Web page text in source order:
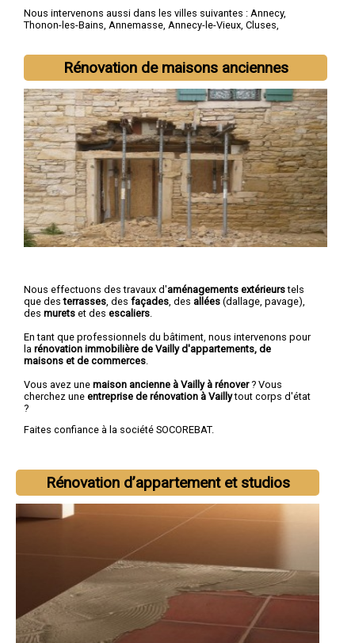
Nous intervenons aussi dans les villes suivantes : Annecy,
Thonon-les-Bains, Annemasse, Annecy-le-Vieux, Cluses,
Rénovation de maisons anciennes
Nous effectuons des travaux d'aménagements extérieurstels
que desterrasses , des façades , des allées (dallage, pavage),
des murets et des escaliers
En tant que professionnels du bâtiment, nous intervenons pour
la rénovation immobilière de Vailly d'appartements, de
maisons et de commerces
Vous avez une maison ancienne à Vailly à rénover? Vous
cherchez une entreprise de rénovation à Vaillytout corps d'état
?
Faites confiance à la société SOCOREBAT.
Rénovation d’appartement et studios